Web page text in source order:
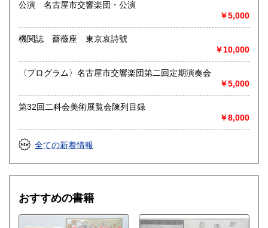
まずはお気軽にご連絡ください。
お品物を送料着払いでお送りいただければ、即日に評価しご
連絡ご送金いたします。
愛知県江南市前飛保町栄284 扶桑文庫 担当井
上
取り扱い分野
総記、哲学宗教、歴史、社会科学、自然科学、美術工芸、国
語国文、外国文学、古典籍、近代文献、趣味、外国書、サブ
カルチャー、古書一般（その他）
古文書・和本・刷り物・絵葉書・近代文献資料・エフェメラ
公演 名古屋市交響楽団・公演
￥5,000
機関誌 薔薇座 東京哀詩號
￥10,000
〈プログラム〉名古屋市交響楽団第二回定期演奏会
￥5,000
第32回二科会美術展覧会陳列目録
￥8,000
全ての新着情報
おすすめの書籍